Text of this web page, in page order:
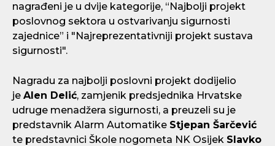
nagrađeni je u dvije kategorije, “Najbolji projekt
poslovnog sektora u ostvarivanju sigurnosti
zajednice” i "Najreprezentativniji projekt sustava
sigurnosti".
Nagradu za najbolji poslovni projekt dodijelio
je Alen Delić, zamjenik predsjednika Hrvatske
udruge menadžera sigurnosti, a preuzeli su je
predstavnik Alarm Automatike Stjepan Šarčević
te predstavnici Škole nogometa NK Osijek Slavko